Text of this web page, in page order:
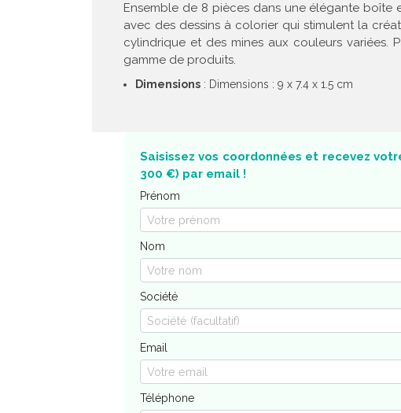
Ensemble de 8 pièces dans une élégante
avec des dessins à colorier qui stimulent la
cylindrique et des mines aux couleurs
gamme de produits.
Dimensions : Dimensions : 9 x 7.4 x 1.5 cm
Saisissez vos coordonnées et recevez
300 €) par email !
Prénom
Nom
Société
Email
Téléphone